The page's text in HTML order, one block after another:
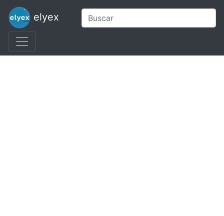
elyex